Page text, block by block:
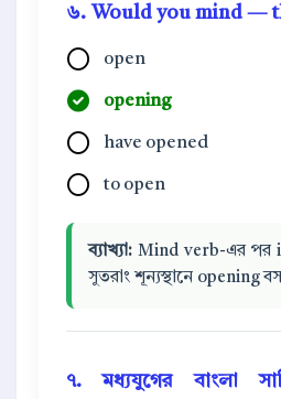
৬. Would you mind —
open
opening
have opened
to open
ব্যাখ্যা: Mind verb-এর পর
সুতরাং শূন্যস্থানে opening
৭. মধ্যযুগের বাংলা